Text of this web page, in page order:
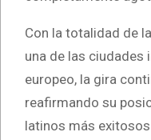
Con la totalidad de
una de las ciudades
europeo, la gira
reafirmando su
latinos más